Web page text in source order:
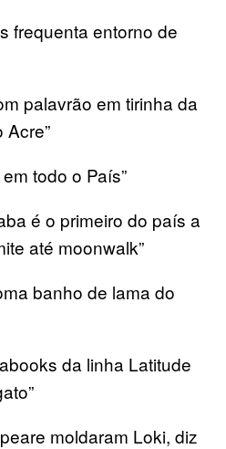
frequenta entorno de
palavrão em tirinha da
Acre”
todo o País”
é o primeiro do país a
até moonwalk”
banho de lama do
da linha Latitude
moldaram Loki, diz